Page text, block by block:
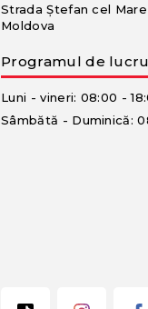
Strada Ștefan cel
Moldova
Programul de lucru
Luni - vineri: 08:00 -
Sâmbătă - Duminică: